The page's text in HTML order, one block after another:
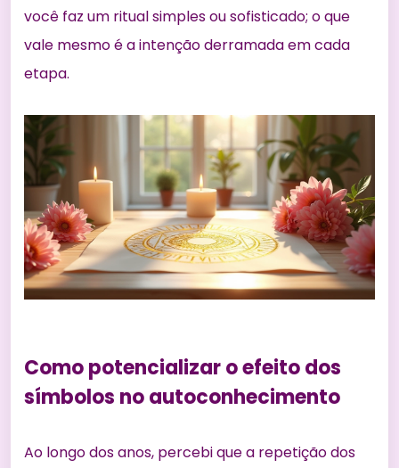
você faz um ritual simples ou sofisticado; o que
vale mesmo é a intenção derramada em cada
etapa.
Como potencializar o efeito dos
símbolos no autoconhecimento
Ao longo dos anos, percebi que a repetição dos